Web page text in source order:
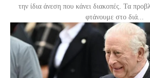
την ίδια άνεση που κάνει διακοπές. Τα
φτάνουμε στο διά...